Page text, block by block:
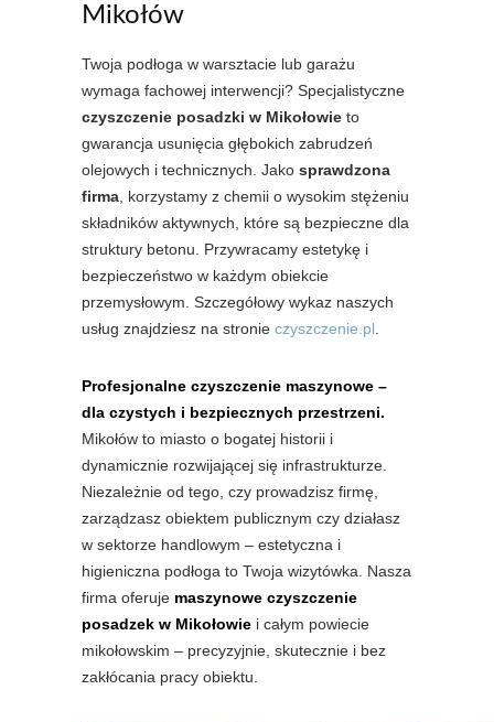
Mikołów
Twoja podłoga w warsztacie lub garażu
wymaga fachowej interwencji? Specjalistyczne
czyszczenie posadzki w Mikołowie to
gwarancja usunięcia głębokich zabrudzeń
olejowych i technicznych. Jako sprawdzona
firma , korzystamy z chemii o wysokim stężeniu
składników aktywnych, które są bezpieczne dla
struktury betonu. Przywracamy estetykę i
bezpieczeństwo w każdym obiekcie
przemysłowym. Szczegółowy wykaz naszych
usług znajdziesz na stronie czyszczenie.pl
Profesjonalne czyszczenie maszynowe –
dla czystych i bezpiecznych przestrzeni.
Mikołów to miasto o bogatej historii i
dynamicznie rozwijającej się infrastrukturze.
Niezależnie od tego, czy prowadzisz firmę,
zarządzasz obiektem publicznym czy działasz
w sektorze handlowym – estetyczna i
higieniczna podłoga to Twoja wizytówka. Nasza
firma oferuje maszynowe czyszczenie
posadzek w Mikołowie i całym powiecie
mikołowskim – precyzyjnie, skutecznie i bez
zakłócania pracy obiektu.